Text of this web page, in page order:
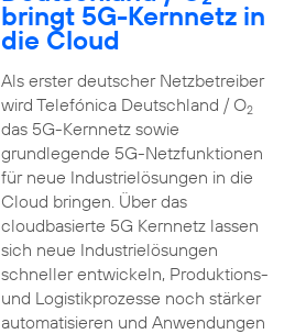
bringt 5G-Kernnetz in
die Cloud
Als erster deutscher Netzbetreiber
wird Telefónica Deutschland / O2
das 5G-Kernnetz sowie
grundlegende 5G-Netzfunktionen
für neue Industrielösungen in die
Cloud bringen. Über das
cloudbasierte 5G Kernnetz lassen
sich neue Industrielösungen
schneller entwickeln, Produktions-
und Logistikprozesse noch stärker
automatisieren und Anwendungen